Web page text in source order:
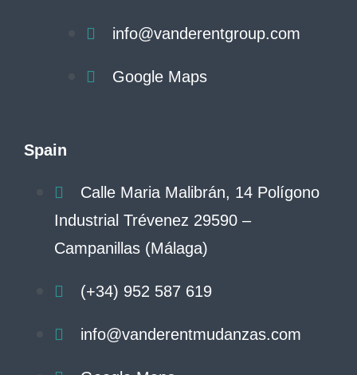
info@vanderentgroup.com
Google Maps
Spain
Calle Maria Malibrán, 14 Polígono
Industrial Trévenez 29590 –
Campanillas (Málaga)
(+34) 952 587 619
info@vanderentmudanzas.com